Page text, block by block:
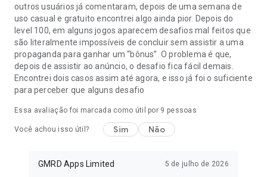
outros usuários já comentaram, depois de uma semana de
uso casual e gratuito encontrei algo ainda pior. Depois do
level 100, em alguns jogos aparecem desafios mal feitos que
são literalmente impossíveis de concluir sem assistir a uma
propaganda para ganhar um “bônus”. O problema é que,
depois de assistir ao anúncio, o desafio fica fácil demais.
Encontrei dois casos assim até agora, e isso já foi o suficiente
para perceber que alguns desafio
Essa avaliação foi marcada como útil por 9 pessoas
Você achou isso útil? Sim Não
GMRD Apps Limited 5 de julho de 2026